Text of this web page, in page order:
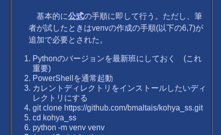
基本的に公式の手順に即して行う。ただし、筆
者が試したときはvenvの作成の手順(以下の6,7)が
追加で必要とされた。
Pythonのバージョンを最新班にしておく (これ
重要)
PowerShellを通常起動
カレントディレクトリをインストールしたいディ
レクトリにする
git clone https://github.com/bmaltais/kohya_ss.git
cd kohya_ss
python -m venv venv